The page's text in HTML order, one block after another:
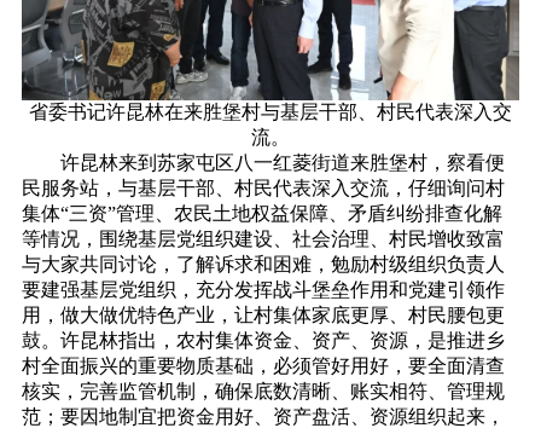
省委书记许昆林在来胜堡村与基层干部、村民代表深入交
流。
许昆林来到苏家屯区八一红菱街道来胜堡村，察看便
民服务站，与基层干部、村民代表深入交流，仔细询问村
集体“三资”管理、农民土地权益保障、矛盾纠纷排查化解
等情况，围绕基层党组织建设、社会治理、村民增收致富
与大家共同讨论，了解诉求和困难，勉励村级组织负责人
要建强基层党组织，充分发挥战斗堡垒作用和党建引领作
用，做大做优特色产业，让村集体家底更厚、村民腰包更
鼓。许昆林指出，农村集体资金、资产、资源，是推进乡
村全面振兴的重要物质基础，必须管好用好，要全面清查
核实，完善监管机制，确保底数清晰、账实相符、管理规
范；要因地制宜把资金用好、资产盘活、资源组织起来，